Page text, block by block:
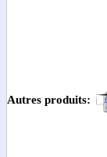
Autres produits: